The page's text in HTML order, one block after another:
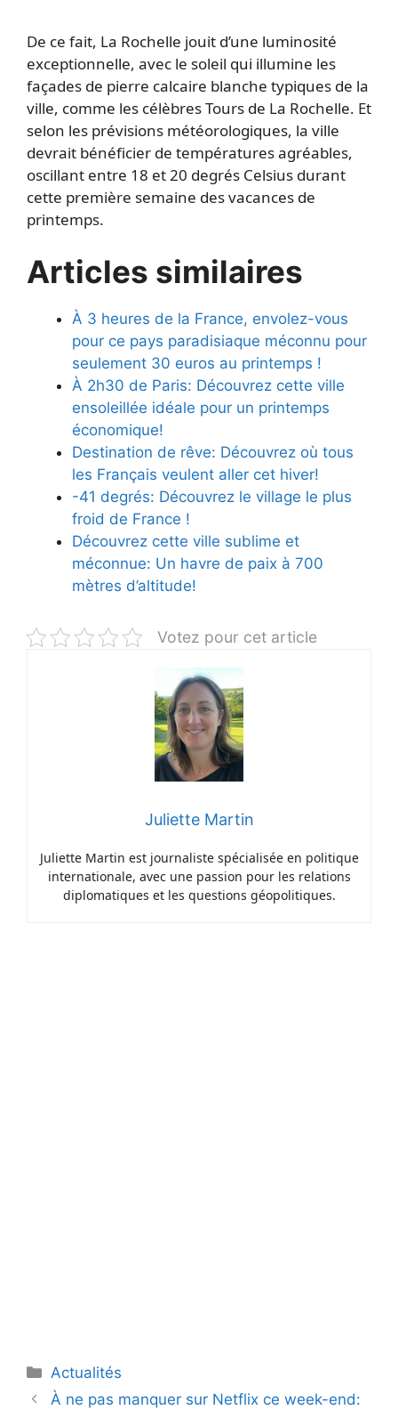
De ce fait, La Rochelle jouit d’une luminosité
exceptionnelle, avec le soleil qui illumine les
façades de pierre calcaire blanche typiques de la
ville, comme les célèbres Tours de La Rochelle. Et
selon les prévisions météorologiques, la ville
devrait bénéficier de températures agréables,
oscillant entre 18 et 20 degrés Celsius durant
cette première semaine des vacances de
printemps.
Articles similaires
À 3 heures de la France, envolez-vous
pour ce pays paradisiaque méconnu pour
seulement 30 euros au printemps !
À 2h30 de Paris: Découvrez cette ville
ensoleillée idéale pour un printemps
économique!
Destination de rêve: Découvrez où tous
les Français veulent aller cet hiver!
-41 degrés: Découvrez le village le plus
froid de France !
Découvrez cette ville sublime et
méconnue: Un havre de paix à 700
mètres d’altitude!
Votez pour cet article
Juliette Martin
Juliette Martin est journaliste spécialisée en politique
internationale, avec une passion pour les relations
diplomatiques et les questions géopolitiques.
Catégories
Actualités
À ne pas manquer sur Netflix ce week-end: